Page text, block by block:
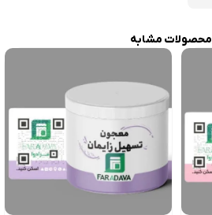
محصولات مشابه